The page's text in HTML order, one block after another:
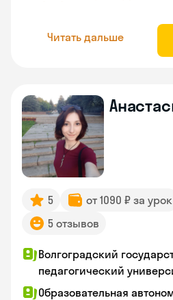
Читать дальше
5 от 1090 ₽ за урок
5 отзывов
Волгоградский
педагогический
Образовательная